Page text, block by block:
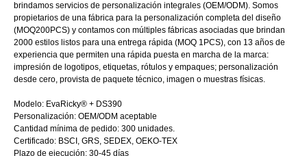
brindamos servicios de personalización integrales (OEM/ODM). Somos
propietarios de una fábrica para la personalización completa del diseño
(MOQ200PCS) y contamos con múltiples fábricas asociadas que brindan
2000 estilos listos para una entrega rápida (MOQ 1PCS), con 13 años de
experiencia que permiten una rápida puesta en marcha de la marca:
impresión de logotipos, etiquetas, rótulos y empaques; personalización
desde cero, provista de paquete técnico, imagen o muestras físicas.
Modelo: EvaRicky® + DS390
Personalización: OEM/ODM aceptable
Cantidad mínima de pedido: 300 unidades.
Certificado: BSCI, GRS, SEDEX, OEKO-TEX
Plazo de ejecución: 30-45 días